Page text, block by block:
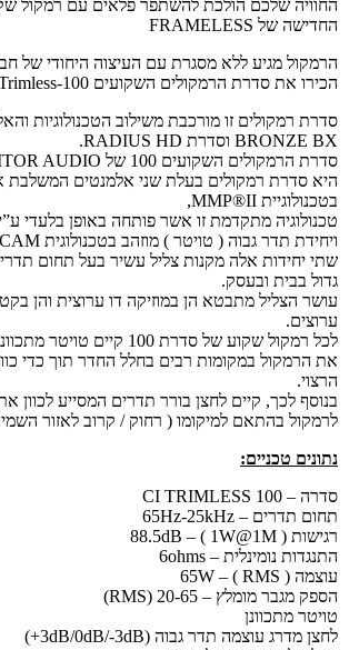
החוויה שלכם הולכת להשתפר פלאים עם רמקול
החדישה של FRAMELESS
הרמקול מגיע ללא מסגרת עם העיצוה היחודי של
הכירו את סדרת הרמקולים השקועים Trimless-100 של מוניטור אודיו
סדרת רמקולים זו מורכבת משילוב הטכנולוגיות ו
BRONZE BX וסדרת RADIUS HD.
סדרת הרמקולים השקועים 100 של MONITOR AUDIO
היא סדרת רמקולים בעלת שני אלמנטים המשלבת
בטכנולוגיית MMP®II,
טכנולוגיה מתקדמת זו אשר פותחה באופן בלעדי ע”י
ויחידת תדר גבוה ( טויטר ) מוזהב בטכנולוגית C-CAM®.
שתי יחידות אלה מקנות צליל עשיר בעל תחום
גדול בבית ובעסק.
ערוצים.
לכל רמקול שקוע של סדרת 100 קיים טויטר מתכוונן המאפשר למקם
את הרמקול במקומות רבים בחלל החדר תוך כדי
הרצוי.
בנוסף לכך, קיים לחצן בורר תדרים המסייע לכוון
לרמקול בהתאם למיקומו ( רחוק / קרוב לאזור
נתונים טכניים:
סדרה – CI TRIMLESS 100
תחום תדרים – 65Hz-25kHz
רגישות ( 88.5dB – ( 1W@1M
התנגדות נומינלית – 6ohms
עוצמה ( 65W – ( RMS
הספק מגבר מומלץ – 20-65 (RMS)
טויטר מתכוונן
לחצן מדרג עוצמה תדר גבוה (3dB/0dB/-3dB+)